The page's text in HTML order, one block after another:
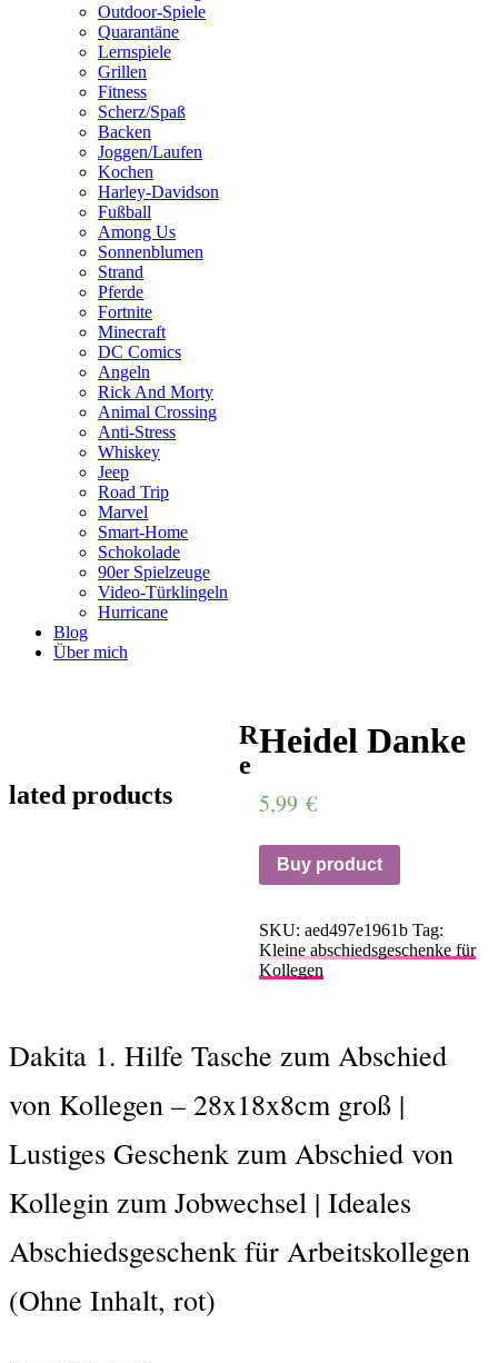
Outdoor-Spiele
Quarantäne
Lernspiele
Grillen
Fitness
Scherz/Spaß
Backen
Joggen/Laufen
Kochen
Harley-Davidson
Fußball
Among Us
Sonnenblumen
Strand
Pferde
Fortnite
Minecraft
DC Comics
Angeln
Rick And Morty
Animal Crossing
Anti-Stress
Whiskey
Jeep
Road Trip
Marvel
Smart-Home
Schokolade
90er Spielzeuge
Video-Türklingeln
Hurricane
Blog
Über mich
Heidel Danke
5,99 €
Buy product
SKU: aed497e1961b Tag:
Kleine abschiedsgeschenke für
Kollegen
R
e
lated products
Dakita 1. Hilfe Tasche zum Abschied
von Kollegen – 28x18x8cm groß |
Lustiges Geschenk zum Abschied von
Kollegin zum Jobwechsel | Ideales
Abschiedsgeschenk für Arbeitskollegen
(Ohne Inhalt, rot)